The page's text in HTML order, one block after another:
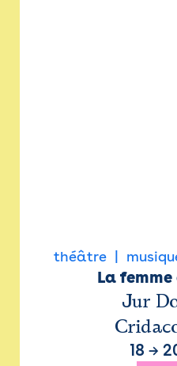
théâtre
La
Jur
18 →